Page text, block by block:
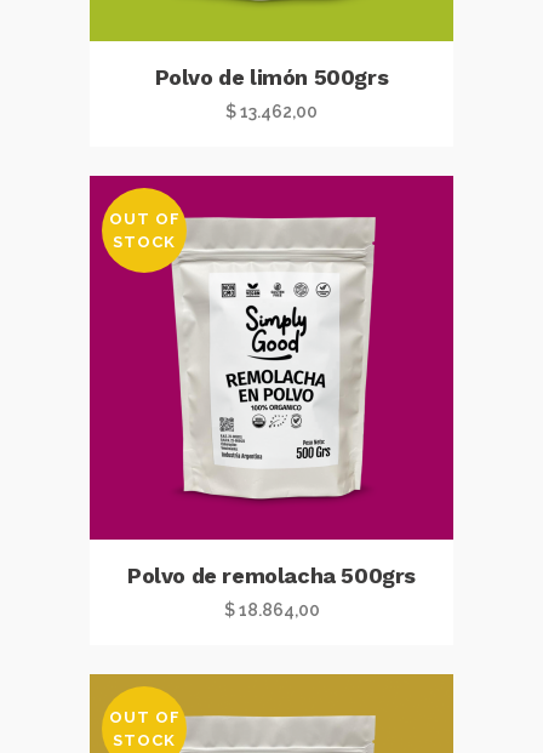
Polvo de limón 500grs
$13.462,00
OUT OF
STOCK
Polvo de remolacha 500grs
$18.864,00
OUT OF
STOCK